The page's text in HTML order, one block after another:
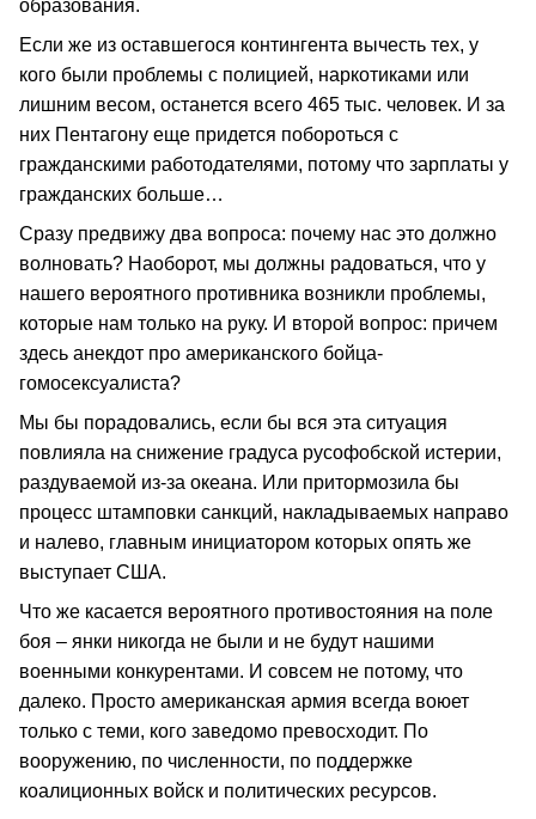
образования.
Если же из оставшегося контингента вычесть тех, у
кого были проблемы с полицией, наркотиками или
лишним весом, останется всего 465 тыс. человек. И за
них Пентагону еще придется побороться с
гражданскими работодателями, потому что зарплаты у
гражданских больше…
Сразу предвижу два вопроса: почему нас это должно
волновать? Наоборот, мы должны радоваться, что у
нашего вероятного противника возникли проблемы,
которые нам только на руку. И второй вопрос: причем
здесь анекдот про американского бойца-
гомосексуалиста?
Мы бы порадовались, если бы вся эта ситуация
повлияла на снижение градуса русофобской истерии,
раздуваемой из-за океана. Или притормозила бы
процесс штамповки санкций, накладываемых направо
и налево, главным инициатором которых опять же
выступает США.
Что же касается вероятного противостояния на поле
боя – янки никогда не были и не будут нашими
военными конкурентами. И совсем не потому, что
далеко. Просто американская армия всегда воюет
только с теми, кого заведомо превосходит. По
вооружению, по численности, по поддержке
коалиционных войск и политических ресурсов.